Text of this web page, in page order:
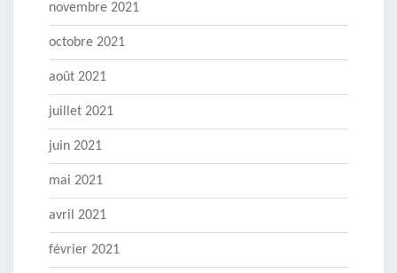
novembre 2021
octobre 2021
août 2021
juillet 2021
juin 2021
mai 2021
avril 2021
février 2021